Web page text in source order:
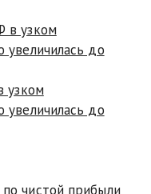
узком
увеличилась до